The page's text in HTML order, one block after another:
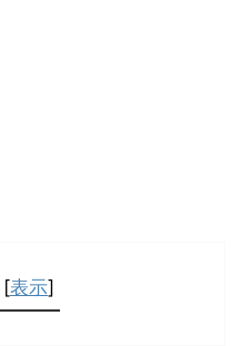
[表示]